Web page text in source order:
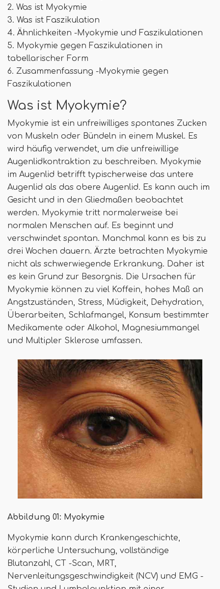
2. Was ist Myokymie
3. Was ist Faszikulation
4. Ähnlichkeiten -Myokymie und Faszikulationen
5. Myokymie gegen Faszikulationen in
tabellarischer Form
6. Zusammenfassung -Myokymie gegen
Faszikulationen
Was ist Myokymie?
Myokymie ist ein unfreiwilliges spontanes Zucken
von Muskeln oder Bündeln in einem Muskel. Es
wird häufig verwendet, um die unfreiwillige
Augenlidkontraktion zu beschreiben. Myokymie
im Augenlid betrifft typischerweise das untere
Augenlid als das obere Augenlid. Es kann auch im
Gesicht und in den Gliedmaßen beobachtet
werden. Myokymie tritt normalerweise bei
normalen Menschen auf. Es beginnt und
verschwindet spontan. Manchmal kann es bis zu
drei Wochen dauern. Ärzte betrachten Myokymie
nicht als schwerwiegende Erkrankung. Daher ist
es kein Grund zur Besorgnis. Die Ursachen für
Myokymie können zu viel Koffein, hohes Maß an
Angstzuständen, Stress, Müdigkeit, Dehydration,
Überarbeiten, Schlafmangel, Konsum bestimmter
Medikamente oder Alkohol, Magnesiummangel
und Multipler Sklerose umfassen.
Abbildung 01: Myokymie
Myokymie kann durch Krankengeschichte,
körperliche Untersuchung, vollständige
Blutanzahl, CT -Scan, MRT,
Nervenleitungsgeschwindigkeit (NCV) und EMG -